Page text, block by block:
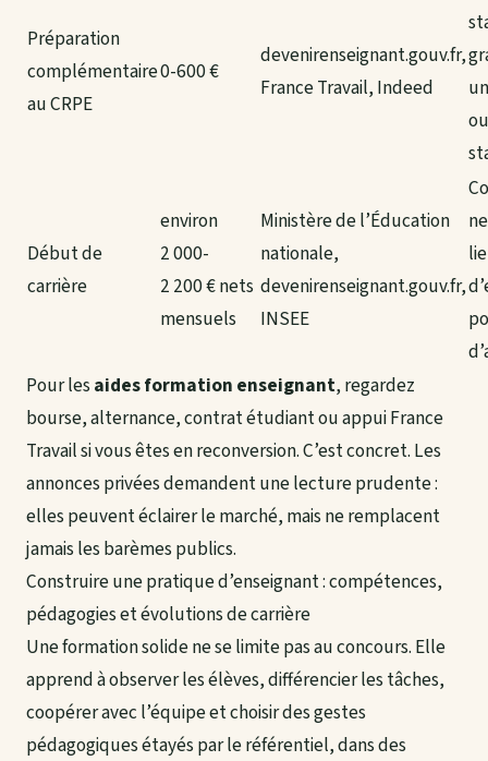
Préparation
complémentaire
au CRPE
0-600 €
devenirenseignant.gouv.fr,
France Travail, Indeed
Début de
carrière
environ
2 000-
2 200 € nets
mensuels
Ministère de l’Éducation
nationale,
devenirenseignant.gouv.fr,
INSEE
Pour lesaides formation enseignant, regardez
bourse, alternance, contrat étudiant ou appui France
Travail si vous êtes en reconversion. C’est concret. Les
annonces privées demandent une lecture prudente :
elles peuvent éclairer le marché, mais ne remplacent
jamais les barèmes publics.
Construire une pratique d’enseignant : compétences,
pédagogies et évolutions de carrière
Une formation solide ne se limite pas au concours. Elle
apprend à observer les élèves, différencier les tâches,
coopérer avec l’équipe et choisir des gestes
pédagogiques étayés par le référentiel, dans des